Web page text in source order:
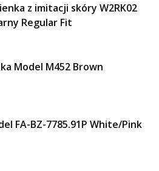
z imitacji skóry W2RK02
Regular Fit
Model M452 Brown
FA-BZ-7785.91P White/Pink